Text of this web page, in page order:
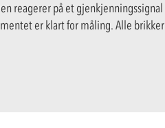
reagerer på et
er klart for måling. Alle